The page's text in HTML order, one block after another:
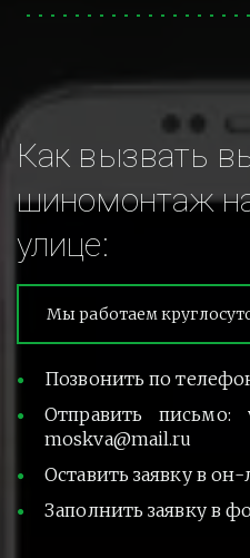
Как вызвать
шиномонтаж
улице:
Мы работаем
Позвонить по
Отправить письмо:
moskva@mail.ru
Оставить заявку в
Заполнить заявку в